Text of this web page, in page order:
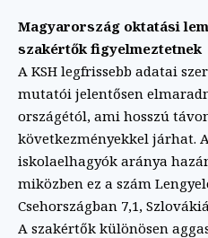
Magyarország oktatási
szakértők figyelmeztetnek
A KSH legfrissebb adatai
mutatói jelentősen
országétól, ami hosszú
következményekkel járhat.
iskolaelhagyók aránya
miközben ez a szám
Csehországban 7,1,
A szakértők különösen